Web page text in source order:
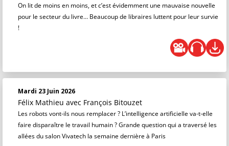
On lit de moins en moins, et c’est évidemment une mauvaise nouvelle
pour le secteur du livre… Beaucoup de libraires luttent pour leur survie
!
Mardi 23 Juin 2026
Félix Mathieu avec François Bitouzet
Les robots vont-ils nous remplacer ? L’intelligence artificielle va-t-elle
faire disparaître le travail humain ? Grande question qui a traversé les
allées du salon Vivatech la semaine dernière à Paris